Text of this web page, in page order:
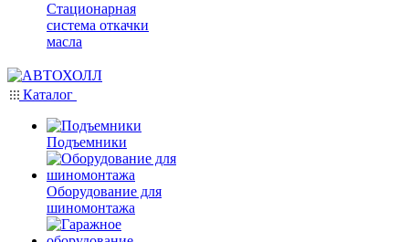
Стационарная
система откачки
масла
Каталог
Подъемники
Оборудование для
шиномонтажа